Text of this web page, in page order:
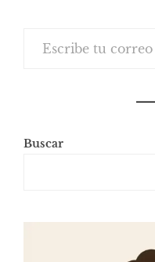
Buscar